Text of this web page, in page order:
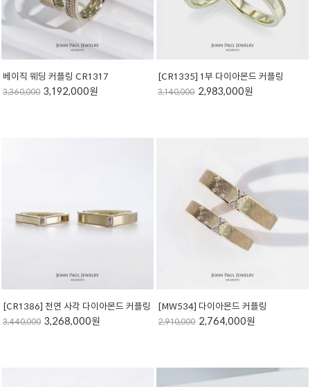
베이직 웨딩 커플링 CR1317
3,360,000 3,192,000원
[CR1335] 1부 다이아몬드 커플링
3,140,000 2,983,000원
[CR1386] 천연 사각 다이아몬드 커플링
3,440,000 3,268,000원
[MW534] 다이아몬드 커플링
2,910,000 2,764,000원